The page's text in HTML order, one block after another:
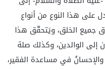
على هذا النوع من أنواع
جميع الخلق، ويَتحقّق هذا
إلى الوالدين، وكذلك صلة
في مساعدة الفقير،